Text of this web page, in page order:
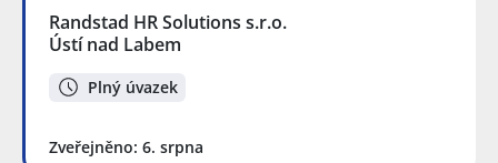
Randstad HR Solutions s.r.o.
Ústí nad Labem
Plný úvazek
Zveřejněno: 6. srpna